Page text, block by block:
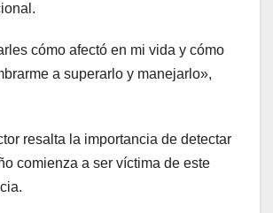
cómo afectó en mi vida y cómo
a superarlo y manejarlo»,
resalta la importancia de detectar
comienza a ser víctima de este